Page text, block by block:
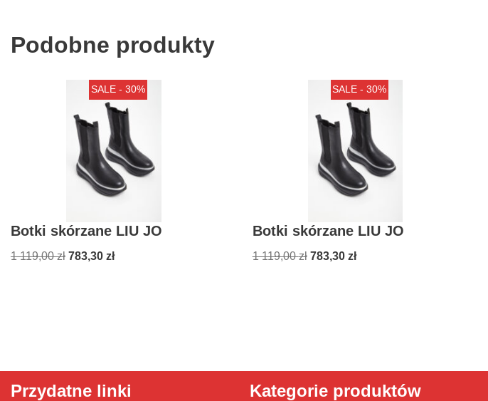
Podobne produkty
SALE - 30%
Botki skórzane LIU JO
1 119,00zł 783,30 zł
SALE - 30%
Botki skórzane LIU JO
1 119,00zł 783,30 zł
Przydatne linki Kategorie produktów